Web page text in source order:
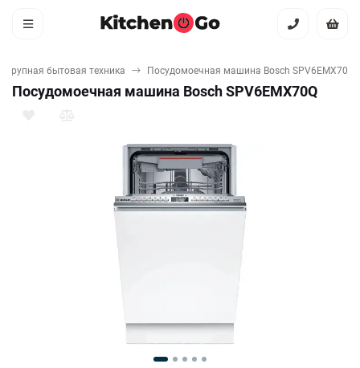
Крупная бытовая техника Посудомоечная машина Bosch SPV6EMX70Q
Посудомоечная машина Bosch SPV6EMX70Q